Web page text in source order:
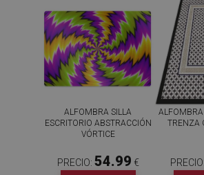
ALFOMBRA SILLA
ESCRITORIO ABSTRACCIÓN
VÓRTICE
PRECIO: 54.99 €
TRENZA
PRECIO: